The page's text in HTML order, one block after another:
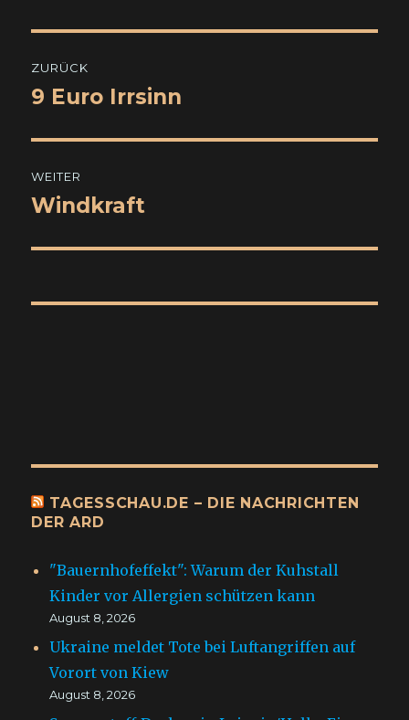
ZURÜCK
Vorheriger
9 Euro Irrsinn
WEITER
Nächster
Windkraft
TAGESSCHAU.DE – DIE NACHRICHTEN
DER ARD
"Bauernhofeffekt": Warum der Kuhstall
Kinder vor Allergien schützen kann
August 8, 2026
Ukraine meldet Tote bei Luftangriffen auf
Vorort von Kiew
August 8, 2026